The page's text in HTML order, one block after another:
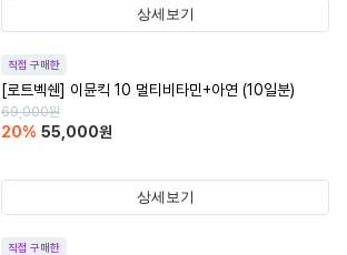
상세보기
직접 구매한
[로트벡쉔] 이뮨킥 10 멀티비타민+아연 (10일분)
69,000원
20% 55,000원
상세보기
직접 구매한